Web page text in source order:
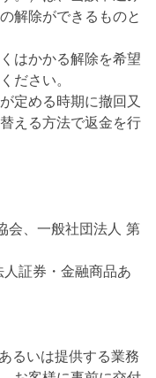
解除ができるものと
はかかる解除を希望
ださい。
定める時期に撤回又
える方法で返金を行
会、一般社団法人 第
証券・金融商品あ
るいは提供する業務